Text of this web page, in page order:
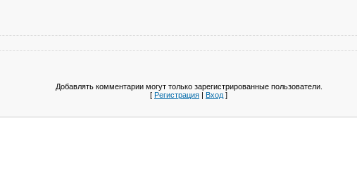
Добавлять комментарии могут только зарегистрированные пользователи.
[ Регистрация Вход ]